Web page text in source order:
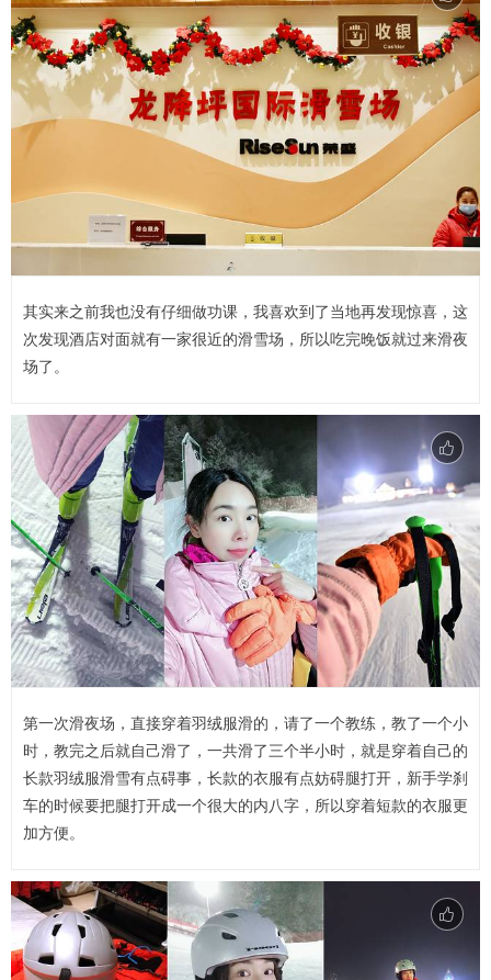
其实来之前我也没有仔细做功课，我喜欢到了当地再发现惊喜，这
次发现酒店对面就有一家很近的滑雪场，所以吃完晚饭就过来滑夜
场了。
第一次滑夜场，直接穿着羽绒服滑的，请了一个教练，教了一个小
时，教完之后就自己滑了，一共滑了三个半小时，就是穿着自己的
长款羽绒服滑雪有点碍事，长款的衣服有点妨碍腿打开，新手学刹
车的时候要把腿打开成一个很大的内八字，所以穿着短款的衣服更
加方便。